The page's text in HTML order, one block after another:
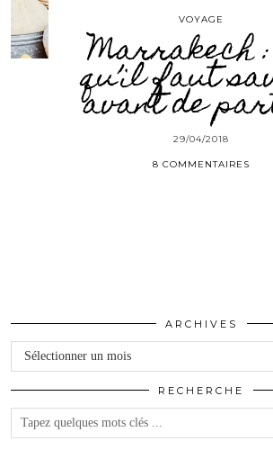
VOYAGE
Marrakech
qu’il faut
avant de
29/04/2018
8 COMMENTAIRES
ARCHIVES
Archives
RECHERCHE